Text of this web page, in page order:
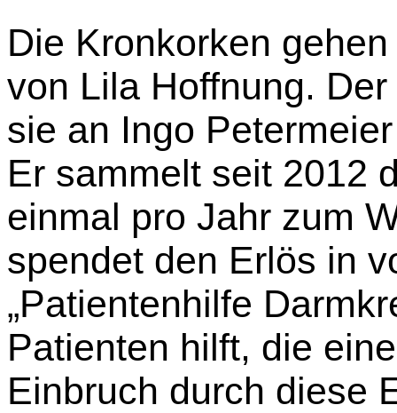
Die Kronkorken
von Lila Hoffnung.
sie an Ingo
Er sammelt seit 2012
einmal pro Jahr zum
spendet den Erlös in
„Patientenhilfe
Patienten hilft, die
Einbruch durch diese